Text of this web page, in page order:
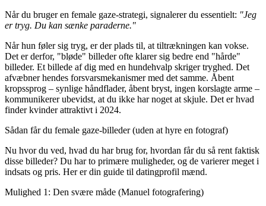
Når du bruger en female gaze-strategi, signalerer du essentielt: "Jeg
er tryg. Du kan sænke paraderne."
Når hun føler sig tryg, er der plads til, at tiltrækningen kan vokse.
Det er derfor, "bløde" billeder ofte klarer sig bedre end "hårde"
billeder. Et billede af dig med en hundehvalp skriger tryghed. Det
afvæbner hendes forsvarsmekanismer med det samme. Åbent
kropssprog – synlige håndflader, åbent bryst, ingen korslagte arme –
kommunikerer ubevidst, at du ikke har noget at skjule. Det erhvad
finder kvinder attraktivt i 2024.
Sådan får du female gaze-billeder (uden at hyre en fotograf)
Nu hvor du ved, hvad du har brug for, hvordan får du så rent faktisk
disse billeder? Du har to primære muligheder, og de varierer meget i
indsats og pris. Her er din guide til datingprofil mænd.
Mulighed 1: Den svære måde (Manuel fotografering)